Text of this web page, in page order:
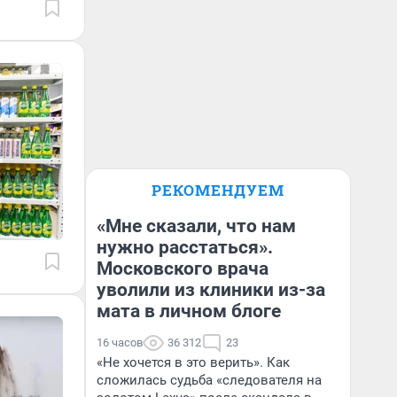
РЕКОМЕНДУЕМ
«Мне сказали, что нам
нужно расстаться».
Московского врача
уволили из клиники из-за
мата в личном блоге
16 часов 36 312 23
«Не хочется в это верить». Как
сложилась судьба «следователя на